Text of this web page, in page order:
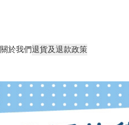
關於我們退貨及退款政策